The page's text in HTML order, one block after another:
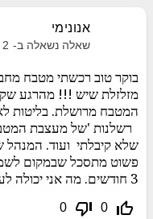
אנונימי
שאלה נשאלה ב- 2 מרץ, 2021
בוקר טוב רכשתי מטבח
מזלזלת שיש !!! מהרגע
המטבח מרושלת. בליטות
רשלנות 'של מעצבת
שלא קיבלתי ועוד. המנהל
פשוט מתסכל שבמקום
3 חודשים. מה אני יכולה לעשות?
thumb_up_off_alt
0
thumb_down_off_alt
0